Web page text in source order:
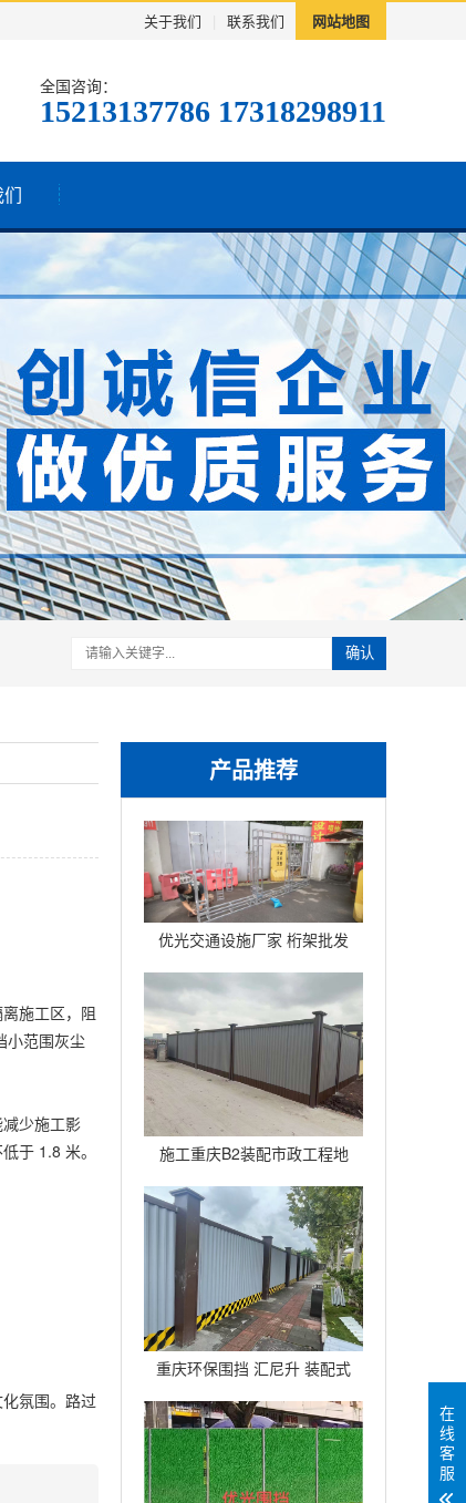
关于我们 联系我们 网站地图
全国咨询：
15213137786 17318298911
确认
产品推荐
优光交通设施厂家 桁架批发
铝联杆球节折叠桁架铝合金
广告背景架
施工重庆B2装配市政工程地
铁围挡建筑道路临时护栏
重庆环保围挡 汇尼升 装配式
B2围挡生产厂家
施工区，阻
小范围灰尘
少施工影
于 1.8 米。
氛围。路过
在
线
客
服